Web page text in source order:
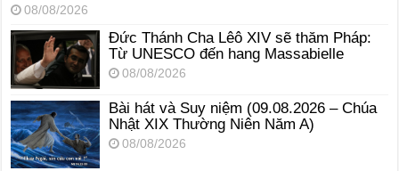
08/08/2026
Đức Thánh Cha Lêô XIV sẽ thăm Pháp:
Từ UNESCO đến hang Massabielle
08/08/2026
Bài hát và Suy niệm (09.08.2026 – Chúa
Nhật XIX Thường Niên Năm A)
08/08/2026